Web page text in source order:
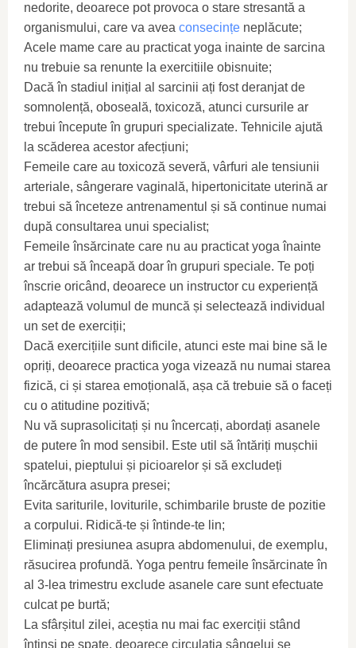
nedorite, deoarece pot provoca o stare stresantă a
organismului, care va avea consecințe neplăcute;
Acele mame care au practicat yoga inainte de sarcina
nu trebuie sa renunte la exercitiile obisnuite;
Dacă în stadiul inițial al sarcinii ați fost deranjat de
somnolență, oboseală, toxicoză, atunci cursurile ar
trebui începute în grupuri specializate. Tehnicile ajută
la scăderea acestor afecțiuni;
Femeile care au toxicoză severă, vârfuri ale tensiunii
arteriale, sângerare vaginală, hipertonicitate uterină ar
trebui să înceteze antrenamentul și să continue numai
după consultarea unui specialist;
Femeile însărcinate care nu au practicat yoga înainte
ar trebui să înceapă doar în grupuri speciale. Te poți
înscrie oricând, deoarece un instructor cu experiență
adaptează volumul de muncă și selectează individual
un set de exerciții;
Dacă exercițiile sunt dificile, atunci este mai bine să le
opriți, deoarece practica yoga vizează nu numai starea
fizică, ci și starea emoțională, așa că trebuie să o faceți
cu o atitudine pozitivă;
Nu vă suprasolicitați și nu încercați, abordați asanele
de putere în mod sensibil. Este util să întăriți mușchii
spatelui, pieptului și picioarelor și să excludeți
încărcătura asupra presei;
Evita sariturile, loviturile, schimbarile bruste de pozitie
a corpului. Ridică-te și întinde-te lin;
Eliminați presiunea asupra abdomenului, de exemplu,
răsucirea profundă. Yoga pentru femeile însărcinate în
al 3-lea trimestru exclude asanele care sunt efectuate
culcat pe burtă;
La sfârșitul zilei, aceștia nu mai fac exerciții stând
întinși pe spate, deoarece circulația sângelui se